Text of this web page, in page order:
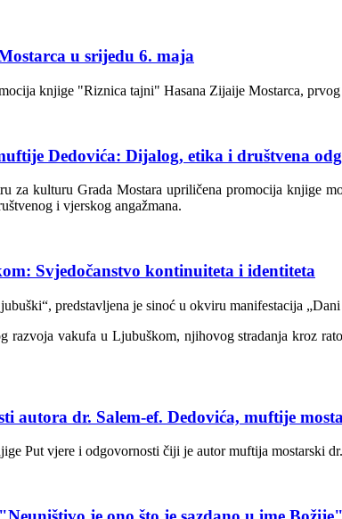
u srijedu 6. maja
knjige "Riznica tajni" Hasana Zijaije Mostarca,
Dedovića: Dijalog, etika i društvena
kulturu Grada Mostara upriličena promocija knjige
i vjerskog angažmana.
Svjedočanstvo kontinuiteta i identiteta
predstavljena je sinoć u okviru manifestacija
razvoja vakufa u Ljubuškom, njihovog stradanja kroz
autora dr. Salem-ef. Dedovića, muftije
Put vjere i odgovornosti čiji je autor muftija mostarski